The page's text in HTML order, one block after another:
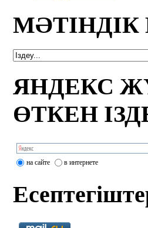
ЯНДЕКС
ӨТКЕН
на сайте в интернете